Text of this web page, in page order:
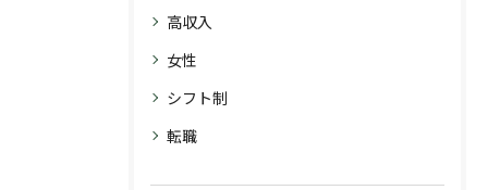
高収入
女性
シフト制
転職